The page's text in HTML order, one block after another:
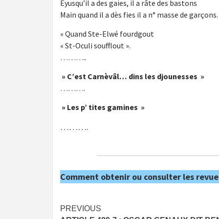
Eyusqu’il a des gaies, il a râte des bastons
Main quand il a dès fies il a n° masse de garçons.
« Quand Ste-Elwé fourdgout
« St-Oculi soufflout ».
………..
» C’est Carnèvâl… dins les djounesses »
……….
» Les p’ tites gamines »
……….
Comment obtenir ou consulter les
Post
PREVIOUS